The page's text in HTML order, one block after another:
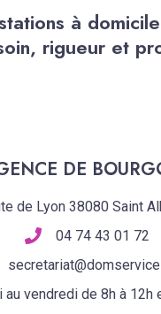
à
rigueur et
DE
de Lyon 38080 Saint
04 74 43 01 72
au vendredi de 8h à 12h